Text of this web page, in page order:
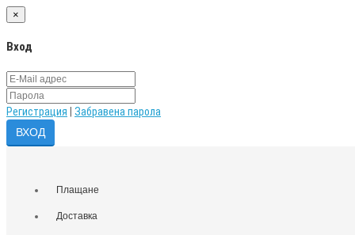
×
Вход
Регистрация Забравена парола
Плащане
Доставка